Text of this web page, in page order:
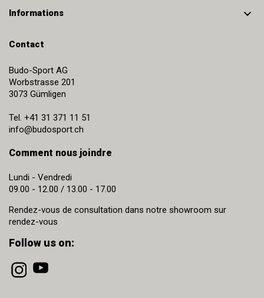
Informations 
Contact
Budo-Sport AG
Worbstrasse 201
3073 Gümligen
Tel. +41 31 371 11 51
info@budosport.ch
Comment nous joindre
Lundi - Vendredi
09.00 - 12.00 / 13.00 - 17.00
Rendez-vous de consultation dans notre showroom sur
rendez-vous
Follow us on: